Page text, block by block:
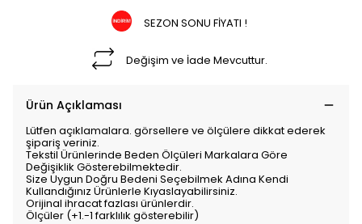
SEZON SONU FİYATI !
Değişim ve İade Mevcuttur.
Ürün Açıklaması
Lütfen açıklamalara. görsellere ve ölçülere dikkat ederek
şipariş veriniz.
Tekstil Ürünlerinde Beden Ölçüleri Markalara Göre
Değişiklik Gösterebilmektedir.
Size Uygun Doğru Bedeni Seçebilmek Adına Kendi
Kullandığınız Ürünlerle Kıyaslayabilirsiniz.
Orijinal ihracat fazlası ürünlerdir.
Ölçüler (+1.-1 farklılık gösterebilir)